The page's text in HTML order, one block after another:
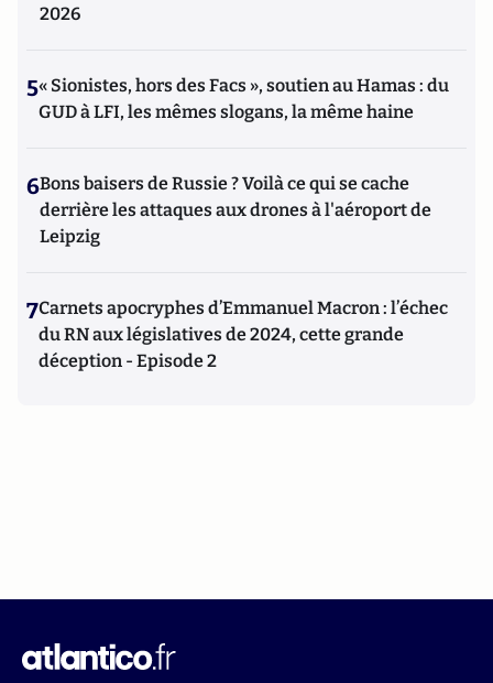
2026
5« Sionistes, hors des Facs », soutien au Hamas : du
GUD à LFI, les mêmes slogans, la même haine
6Bons baisers de Russie ? Voilà ce qui se cache
derrière les attaques aux drones à l'aéroport de
Leipzig
7Carnets apocryphes d’Emmanuel Macron : l’échec
du RN aux législatives de 2024, cette grande
déception - Episode 2